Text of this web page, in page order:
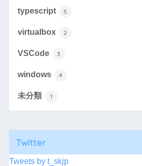
typescript 5
virtualbox 2
VSCode 3
windows 4
未分類 1
Twitter
Tweets by t_skjp